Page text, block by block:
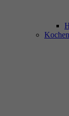
Kochen